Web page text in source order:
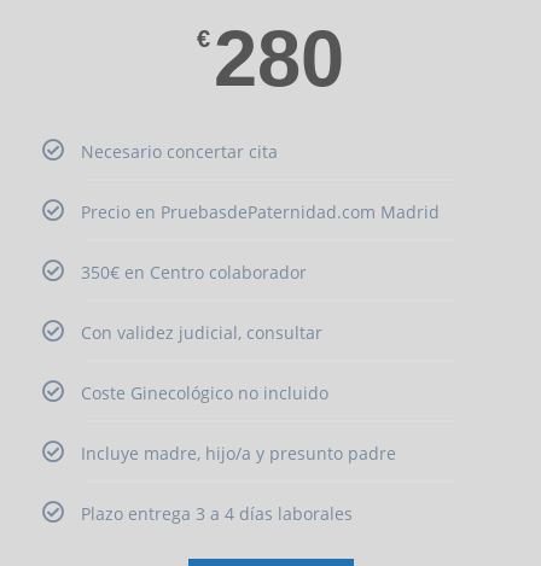
€ 280
Necesario concertar cita
Precio en PruebasdePaternidad.com Madrid
350€ en Centro colaborador
Con validez judicial, consultar
Coste Ginecológico no incluido
Incluye madre, hijo/a y presunto padre
Plazo entrega 3 a 4 días laborales